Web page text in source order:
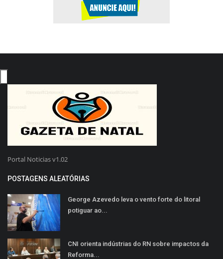
Portal Noticias v1.02
POSTAGENS ALEATÓRIAS
George Azevedo leva o vento forte do litoral
potiguar ao...
CNI orienta indústrias do RN sobre impactos da
Reforma...